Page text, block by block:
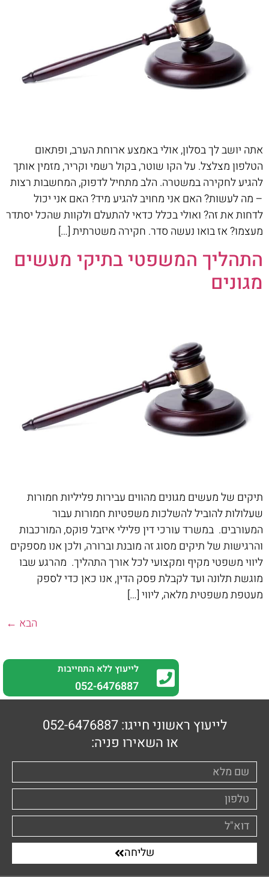
אתה יושב לך בסלון, אולי באמצע ארוחת הערב, ופתאום
הטלפון מצלצל. על הקו שוטר, בקול רשמי וקריר, מזמין אותך
להגיע לחקירה במשטרה. הלב מתחיל לדפוק, המחשבות רצות
– מה לעשות? האם אני מחויב להגיע מיד? האם אני יכול
לדחות את זה? ואולי בכלל כדאי להתעלם ולקוות שהכל יסתדר
מעצמו? אז בואו נעשה סדר. חקירה משטרתית […]
התהליך המשפטי בתיקי מעשים
מגונים
תיקים של מעשים מגונים מהווים עבירות פליליות חמורות
שעלולות להוביל להשלכות משפטיות חמורות עבור
המעורבים. במשרד עורכי דין פלילי איזבל פוקס, המורכבות
והרגישות של תיקים מסוג זה מובנת וברורה, ולכן אנו מספקים
ליווי משפטי מקיף ומקצועי לכל אורך התהליך. מהרגע שבו
מוגשת תלונה ועד לקבלת פסק הדין, אנו כאן כדי לספק
מעטפת משפטית מלאה, ליווי […]
הבא ←
לייעוץ ללא התחייבות
052-6476887
לייעוץ ראשוני חייגו: 052-6476887
או השאירו פניה:
שליחה